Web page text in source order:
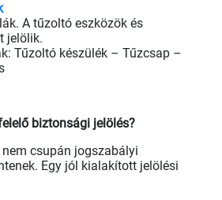
A tűzoltó eszközök és
jelölik.
Tűzoltó készülék – Tűzcsap –
biztonsági jelölés?
csupán jogszabályi
Egy jól kialakított jelölési